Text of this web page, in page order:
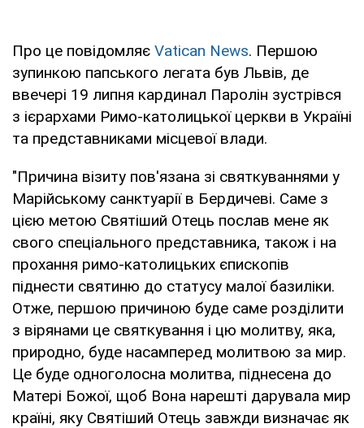
Про це повідомляє Vatican News. Першою
зупинкою папського легата був Львів, де
ввечері 19 липня кардинал Паролін зустрівся
з ієрархами Римо-католицької церкви в Україні
та представниками місцевої влади.
"Причина візиту пов'язана зі святкуваннями у
Марійському санктуарії в Бердичеві. Саме з
цією метою Святіший Отець послав мене як
свого спеціального представника, також і на
прохання римо-католицьких єпископів
піднести святиню до статусу малої базиліки.
Отже, першою причиною буде саме розділити
з вірянами це святкування і цю молитву, яка,
природно, буде насамперед молитвою за мир.
Це буде одноголосна молитва, піднесена до
Матері Божої, щоб Вона нарешті дарувала мир
країні, яку Святіший Отець завжди визначає як